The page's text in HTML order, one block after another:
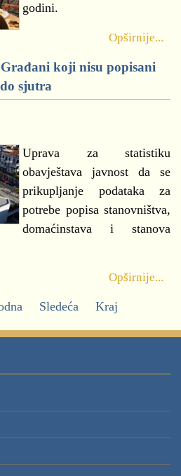
godini.
Opširnije...
koji nisu popisani
sjutra
Uprava za statistiku
obavještava javnost da se
prikupljanje podataka za
potrebe popisa stanovništva,
domaćinstava i stanova
Opširnije...
Sledeća Kraj